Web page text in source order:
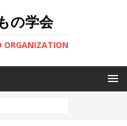
の学会
ORGANIZATION